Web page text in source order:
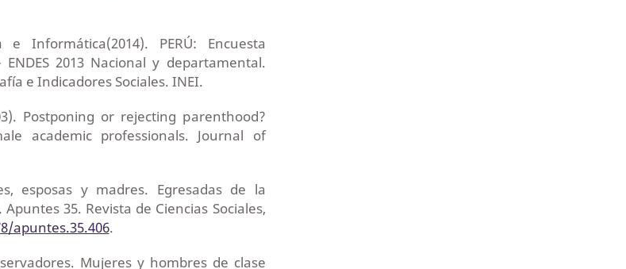
Informática(2014). PERÚ: Encuesta
2013 Nacional y departamental.
e Indicadores Sociales. INEI.
Postponing or rejecting parenthood?
academic professionals. Journal of
esposas y madres. Egresadas de la
35. Revista de Ciencias Sociales,
apuntes.35.406.
Mujeres y hombres de clase